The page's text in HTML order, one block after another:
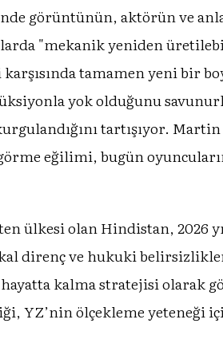
görüntünün, aktörün ve
"mekanik yeniden
tamamen yeni bir
yok olduğunu
tartışıyor.
eğilimi, bugün
ülkesi olan Hindistan, 2026
direnç ve hukuki
kalma stratejisi olarak
YZ’nin ölçekleme yeteneği